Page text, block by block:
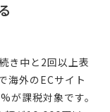
き中と2回以上表
海外のECサイト
が課税対象です。